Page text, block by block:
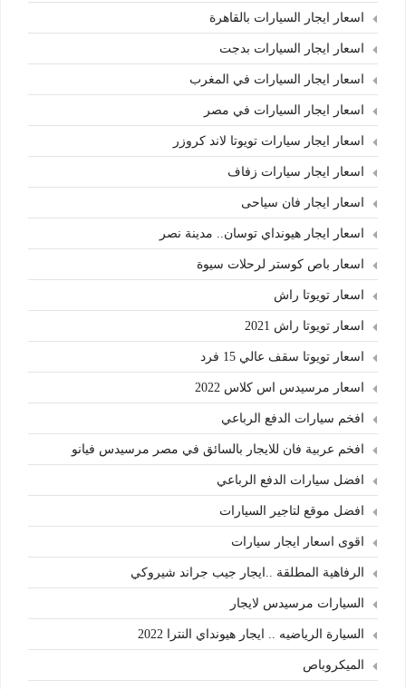
اسعار ايجار السيارات بالقاهرة
اسعار ايجار السيارات بدجت
اسعار ايجار السيارات في المغرب
اسعار ايجار السيارات في مصر
اسعار ايجار سيارات تويوتا لاند كروزر
اسعار ايجار سيارات زفاف
اسعار ايجار فان سياحى
اسعار ايجار هيونداي توسان.. مدينة نصر
اسعار باص كوستر لرحلات سيوة
اسعار تويوتا راش
اسعار تويوتا راش 2021
اسعار تويوتا سقف عالي 15 فرد
اسعار مرسيدس اس كلاس 2022
افخم سيارات الدفع الرباعي
افخم عربية فان للايجار بالسائق في مصر مرسيدس فيانو
افضل سيارات الدفع الرباعي
افضل موقع لتاجير السيارات
اقوى اسعار ايجار سيارات
الرفاهية المطلقة ..ايجار جيب جراند شيروكي
السيارات مرسيدس لايجار
السيارة الرياضيه .. ايجار هيونداي النترا 2022
الميكروباص